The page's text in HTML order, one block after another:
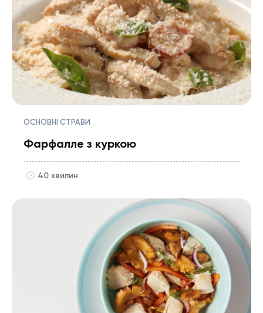
ОСНОВНІ СТРАВИ
Фарфалле з куркою
40 хвилин